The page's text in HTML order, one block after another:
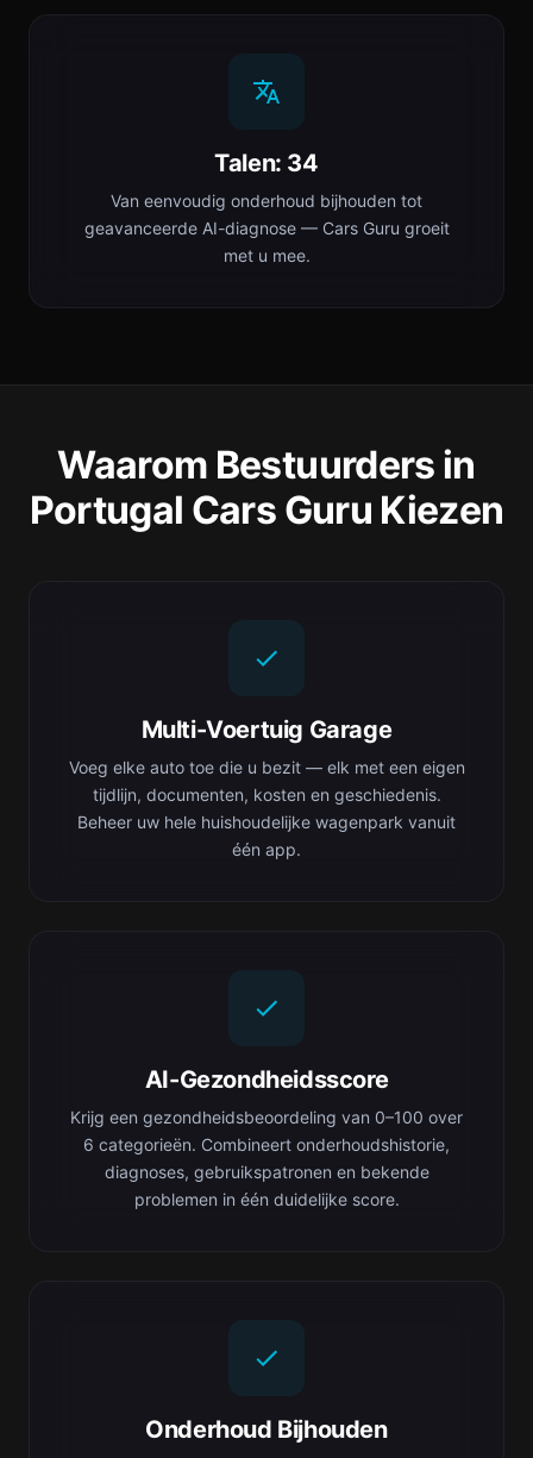
Talen: 34
Van eenvoudig onderhoud bijhouden tot
geavanceerde AI-diagnose — Cars Guru groeit
met u mee.
Waarom Bestuurders in
Portugal Cars Guru Kiezen
Multi-Voertuig Garage
Voeg elke auto toe die u bezit — elk met een eigen
tijdlijn, documenten, kosten en geschiedenis.
Beheer uw hele huishoudelijke wagenpark vanuit
één app.
AI-Gezondheidsscore
Krijg een gezondheidsbeoordeling van 0–100 over
6 categorieën. Combineert onderhoudshistorie,
diagnoses, gebruikspatronen en bekende
problemen in één duidelijke score.
Onderhoud Bijhouden